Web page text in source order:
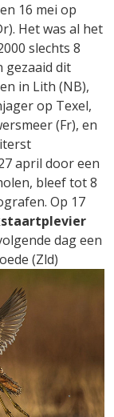
16 mei op
Het was al het
slechts 8
gezaaid dit
in Lith (NB),
op Texel,
(Fr), en
april door een
bleef tot 8
Op 17
dag een
(Zld)